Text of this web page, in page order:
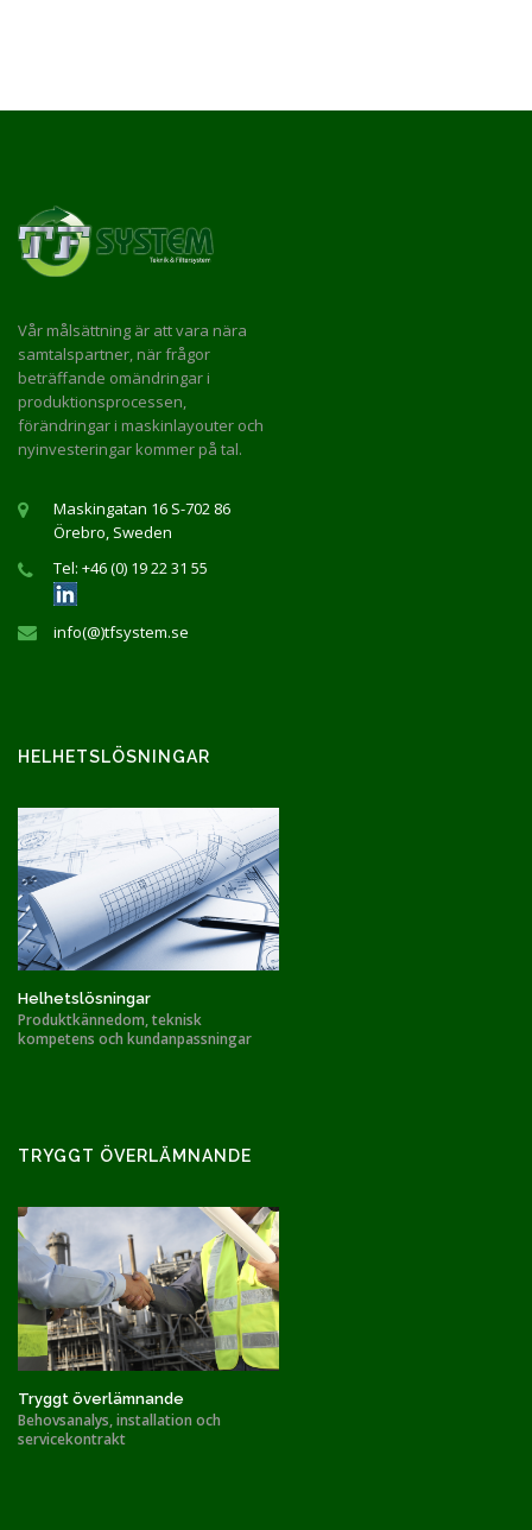
Vår målsättning är att vara nära
samtalspartner, när frågor
beträffande omändringar i
produktionsprocessen,
förändringar i maskinlayouter och
nyinvesteringar kommer på tal.
Maskingatan 16 S-702 86
Örebro, Sweden
Tel: +46 (0) 19 22 31 55
info(@)tfsystem.se
HELHETSLÖSNINGAR
Helhetslösningar
Produktkännedom, teknisk
kompetens och kundanpassningar
TRYGGT ÖVERLÄMNANDE
Tryggt överlämnande
Behovsanalys, installation och
servicekontrakt